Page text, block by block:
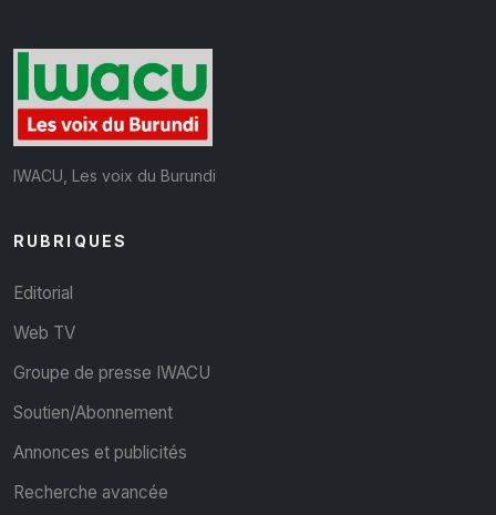
IWACU, Les voix du Burundi
RUBRIQUES
Editorial
Web TV
Groupe de presse IWACU
Soutien/Abonnement
Annonces et publicités
Recherche avancée